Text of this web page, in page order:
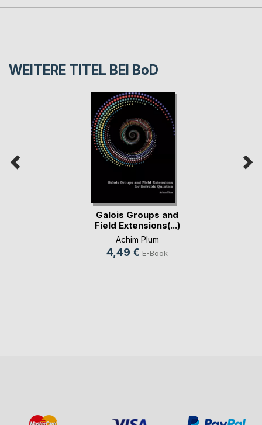
WEITERE TITEL BEI BoD
Galois Groups and
Field Extensions(...)
Achim Plum
4,49 € E-Book